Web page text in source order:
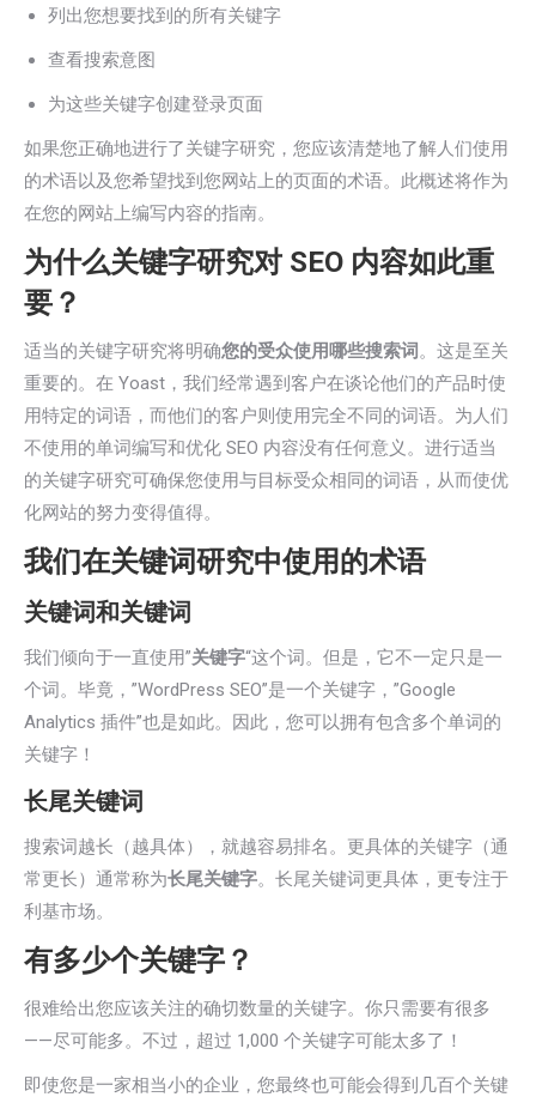
列出您想要找到的所有关键字
查看搜索意图
为这些关键字创建登录页面
如果您正确地进行了关键字研究，您应该清楚地了解人们使用
的术语以及您希望找到您网站上的页面的术语。此概述将作为
在您的网站上编写内容的指南。
为什么关键字研究对 SEO 内容如此重
要？
适当的关键字研究将明确您的受众使用哪些搜索词。这是至关
重要的。在 Yoast，我们经常遇到客户在谈论他们的产品时使
用特定的词语，而他们的客户则使用完全不同的词语。为人们
不使用的单词编写和优化 SEO 内容没有任何意义。进行适当
的关键字研究可确保您使用与目标受众相同的词语，从而使优
化网站的努力变得值得。
我们在关键词研究中使用的术语
关键词和关键词
我们倾向于一直使用”关键字“这个词。但是，它不一定只是一
个词。毕竟，”WordPress SEO”是一个关键字，”Google
Analytics 插件”也是如此。因此，您可以拥有包含多个单词的
关键字！
长尾关键词
搜索词越长（越具体），就越容易排名。更具体的关键字（通
常更长）通常称为长尾关键字。长尾关键词更具体，更专注于
利基市场。
有多少个关键字？
很难给出您应该关注的确切数量的关键字。你只需要有很多
——尽可能多。不过，超过 1,000 个关键字可能太多了！
即使您是一家相当小的企业，您最终也可能会得到几百个关键